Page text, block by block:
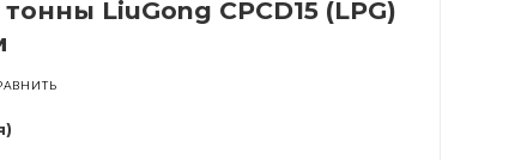
LiuGong CPCD15 (LPG)